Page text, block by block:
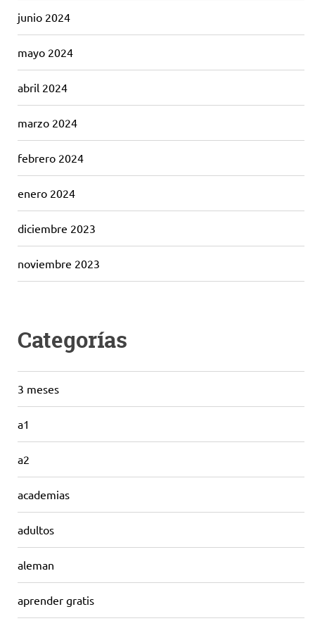
junio 2024
mayo 2024
abril 2024
marzo 2024
febrero 2024
enero 2024
diciembre 2023
noviembre 2023
Categorías
3 meses
a1
a2
academias
adultos
aleman
aprender gratis